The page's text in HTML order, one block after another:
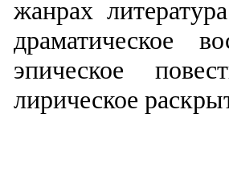
жанрах
драматическое
эпическое
лирическое